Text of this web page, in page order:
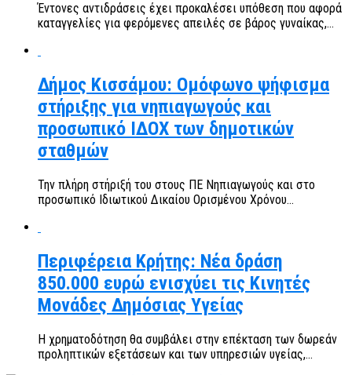
Έντονες αντιδράσεις έχει προκαλέσει υπόθεση που αφορά
καταγγελίες για φερόμενες απειλές σε βάρος γυναίκας,...
Δήμος Κισσάμου: Ομόφωνο ψήφισμα
στήριξης για νηπιαγωγούς και
προσωπικό ΙΔΟΧ των δημοτικών
σταθμών
Την πλήρη στήριξή του στους ΠΕ Νηπιαγωγούς και στο
προσωπικό Ιδιωτικού Δικαίου Ορισμένου Χρόνου...
Περιφέρεια Κρήτης: Νέα δράση
850.000 ευρώ ενισχύει τις Κινητές
Μονάδες Δημόσιας Υγείας
Η χρηματοδότηση θα συμβάλει στην επέκταση των δωρεάν
προληπτικών εξετάσεων και των υπηρεσιών υγείας,...